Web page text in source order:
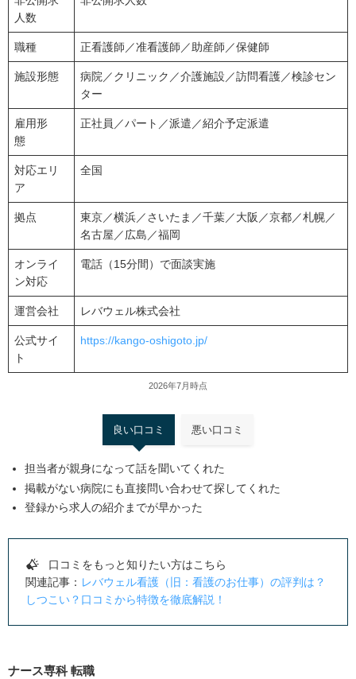
人数
職種 正看護師／准看護師／助産師／保健師
施設形態
病院／クリニック／介護施設／訪問看護／検診セン
ター
雇用形
態
正社員／パート／派遣／紹介予定派遣
対応エリ
ア
全国
拠点
東京／横浜／さいたま／千葉／大阪／京都／札幌／
名古屋／広島／福岡
オンライ
ン対応
電話（15分間）で面談実施
運営会社 レバウェル株式会社
公式サイ
ト
https://kango-oshigoto.jp/
2026年7月時点
良い口コミ 悪い口コミ
担当者が親身になって話を聞いてくれた
掲載がない病院にも直接問い合わせて探してくれた
登録から求人の紹介までが早かった
口コミをもっと知りたい方はこちら
関連記事： レバウェル看護（旧：看護のお仕事）の評判は？
しつこい？口コミから特徴を徹底解説！
ナース専科 転職